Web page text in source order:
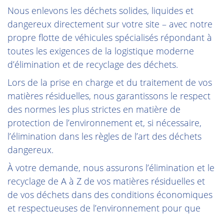
Nous enlevons les déchets solides, liquides et
dangereux directement sur votre site – avec notre
propre flotte de véhicules spécialisés répondant à
toutes les exigences de la logistique moderne
d’élimination et de recyclage des déchets.
Lors de la prise en charge et du traitement de vos
matières résiduelles, nous garantissons le respect
des normes les plus strictes en matière de
protection de l’environnement et, si nécessaire,
l’élimination dans les règles de l’art des déchets
dangereux.
À votre demande, nous assurons l’élimination et le
recyclage de A à Z de vos matières résiduelles et
de vos déchets dans des conditions économiques
et respectueuses de l’environnement pour que